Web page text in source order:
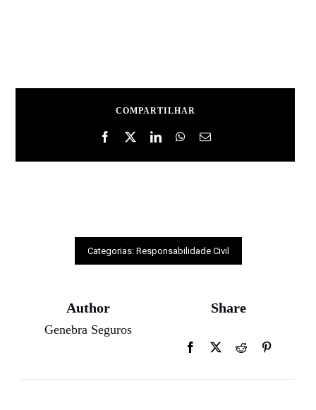
COMPARTILHAR
Categorias: Responsabilidade Civil
Author
Genebra Seguros
Share